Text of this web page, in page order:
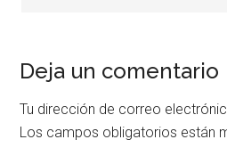
Deja un comentario
Tu dirección de correo
Los campos obligatorios están